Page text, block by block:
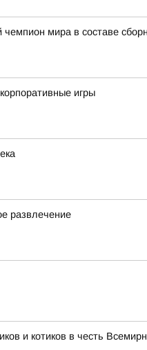
мира в составе
игры
развлечение
и котиков в честь